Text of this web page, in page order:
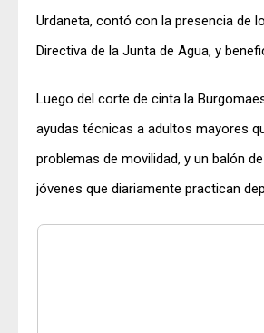
Urdaneta, contó con la presencia de
Directiva de la Junta de Agua, y
Luego del corte de cinta la
ayudas técnicas a adultos mayores
problemas de movilidad, y un balón
jóvenes que diariamente practican